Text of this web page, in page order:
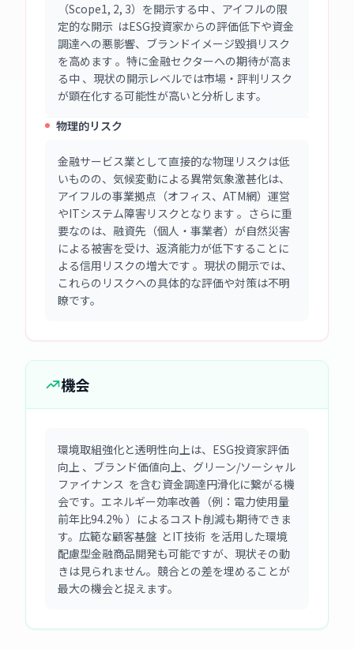
（Scope1, 2, 3）を開示する中 、アイフルの限
定的な開示 はESG投資家からの評価低下や資金
調達への悪影響、ブランドイメージ毀損リスク
を高めます 。特に金融セクターへの期待が高ま
る中 、現状の開示レベルでは市場・評判リスク
が顕在化する可能性が高いと分析します。
物理的リスク
金融サービス業として直接的な物理リスクは低
いものの、気候変動による異常気象激甚化は、
アイフルの事業拠点（オフィス、ATM網）運営
やITシステム障害リスクとなります 。さらに重
要なのは、融資先（個人・事業者）が自然災害
による被害を受け、返済能力が低下することに
よる信用リスクの増大です 。現状の開示では、
これらのリスクへの具体的な評価や対策は不明
瞭です。
機会
環境取組強化と透明性向上は、ESG投資家評価
向上 、ブランド価値向上、グリーン/ソーシャル
ファイナンス を含む資金調達円滑化に繋がる機
会です。エネルギー効率改善（例：電力使用量
前年比94.2% ）によるコスト削減も期待できま
す。広範な顧客基盤 とIT技術 を活用した環境
配慮型金融商品開発も可能ですが、現状その動
きは見られません。競合との差を埋めることが
最大の機会と捉えます。